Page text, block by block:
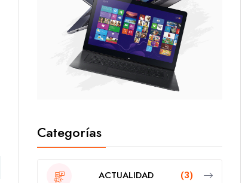
Categorías
ACTUALIDAD (3)